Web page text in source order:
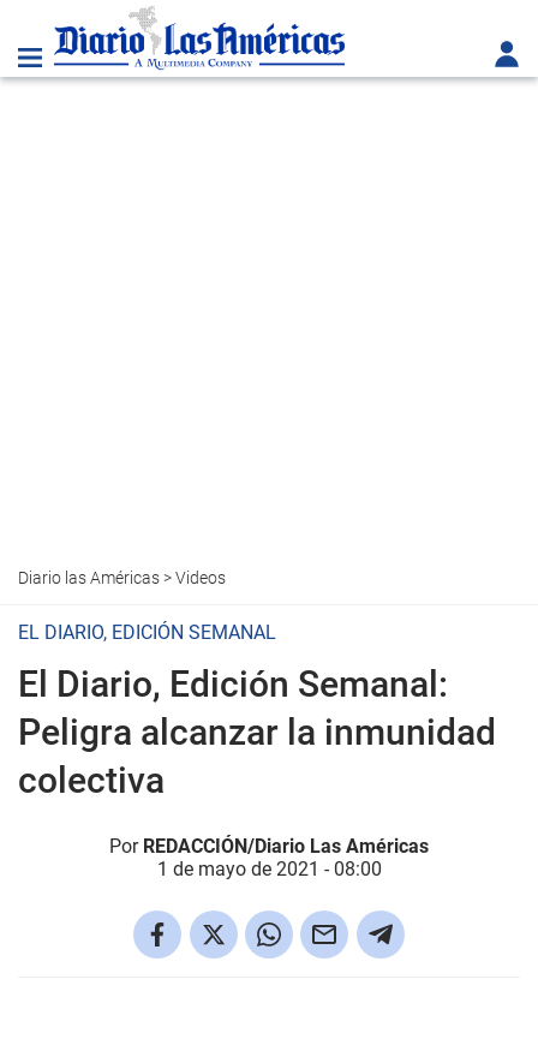
Diario las Américas>Videos
EL DIARIO, EDICIÓN SEMANAL
El Diario, Edición Semanal:
Peligra alcanzar la inmunidad
colectiva
Por REDACCIÓN/Diario Las Américas
1 de mayo de 2021 - 08:00